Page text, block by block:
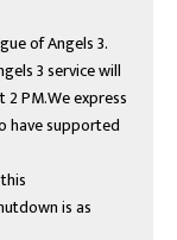
of Angels 3.
3 service will
PM.We express
have supported
is as